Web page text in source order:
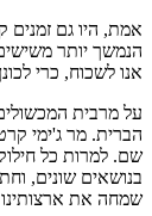
אמת, היו גם זמנים
הנמשך יותר
אנו לשכוח, כרי
על מרבית
הברית. מר ג'ימי
שם. למרות כל
בנושאים שונים,
שמחה את ארצותינו